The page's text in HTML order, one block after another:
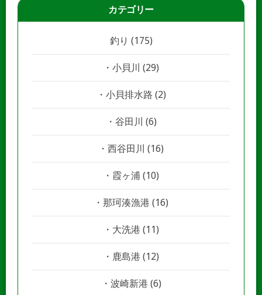
カテゴリー
釣り (175)
小貝川 (29)
小貝排水路 (2)
谷田川 (6)
西谷田川 (16)
霞ヶ浦 (10)
那珂湊漁港 (16)
大洗港 (11)
鹿島港 (12)
波崎新港 (6)